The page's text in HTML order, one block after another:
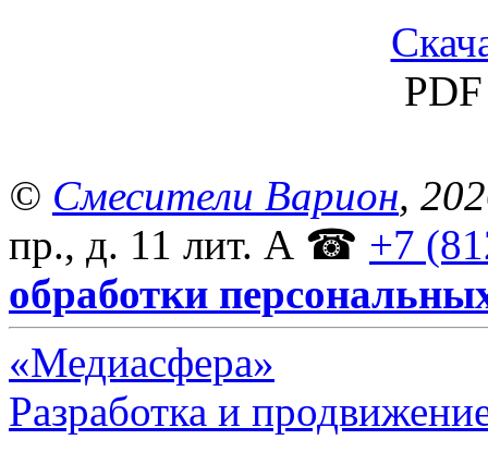
© Смесители Варион,
пр., д. 11 лит. А ☎ +7
обработки
«Медиасфера»
Разработка и